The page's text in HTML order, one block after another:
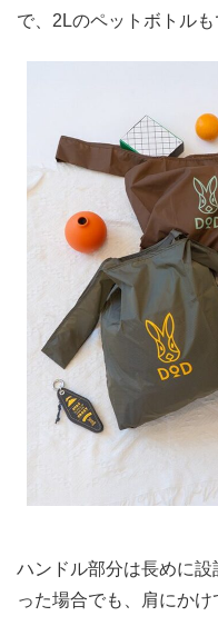
で、2Lのペットボトル
ハンドル部分は長めに
った場合でも、肩にかけ